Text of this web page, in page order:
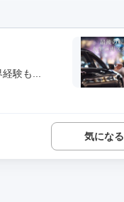
験も...
気になる